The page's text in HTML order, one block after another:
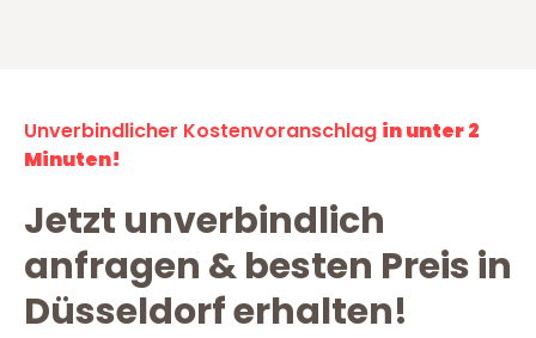
Unverbindlicher Kostenvoranschlag in unter 2
Minuten!
Jetzt unverbindlich
anfragen & besten Preis in
Düsseldorf erhalten!